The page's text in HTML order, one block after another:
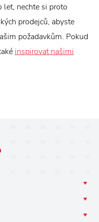
nechte si proto
prodejců, abyste
požadavkům. Pokud
inspirovat našimi